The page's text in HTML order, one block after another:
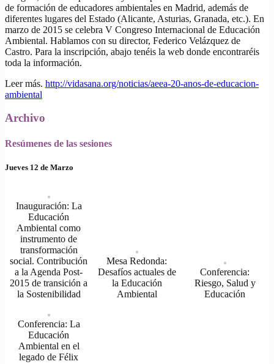
de formación de educadores ambientales en Madrid, además de
diferentes lugares del Estado (Alicante, Asturias, Granada, etc.). En
marzo de 2015 se celebra V Congreso Internacional de Educación
Ambiental. Hablamos con su director, Federico Velázquez de
Castro. Para la inscripción, abajo tenéis la web donde encontraréis
toda la información.
Leer más. http://vidasana.org/noticias/aeea-20-anos-de-educacion-
ambiental
Archivo
Resúmenes de las sesiones
Jueves 12 de Marzo
Inauguración: La
Educación
Ambiental como
instrumento de
transformación
social. Contribución
a la Agenda Post-
2015 de transición a
la Sostenibilidad
Mesa Redonda:
Desafíos actuales de
la Educación
Ambiental
Conferencia:
Riesgo, Salud y
Educación
Conferencia: La
Educación
Ambiental en el
legado de Félix